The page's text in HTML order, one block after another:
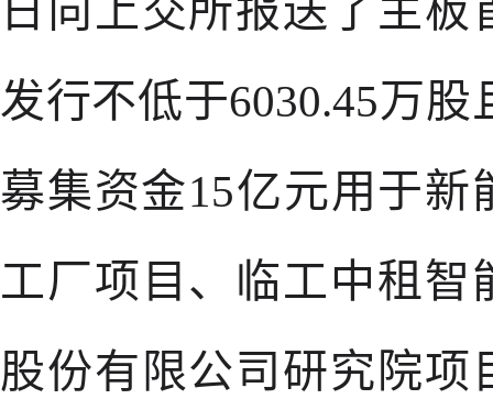
日向上交所报送了主
发行不低于6030.45万
募集资金15亿元用于
工厂项目、临工中租智
股份有限公司研究院项